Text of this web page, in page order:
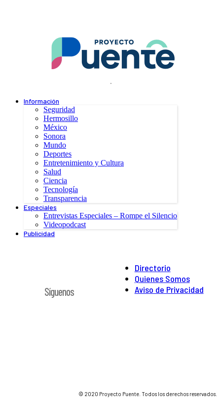
.
Información
Seguridad
Hermosillo
México
Sonora
Mundo
Deportes
Entretenimiento y Cultura
Salud
Ciencia
Tecnología
Transparencia
Especiales
Entrevistas Especiales – Rompe el Silencio
Videopodcast
Publicidad
Directorio
Quienes Somos
Aviso de Privacidad
Síguenos
© 2020 Proyecto Puente. Todos los derechos reservados.